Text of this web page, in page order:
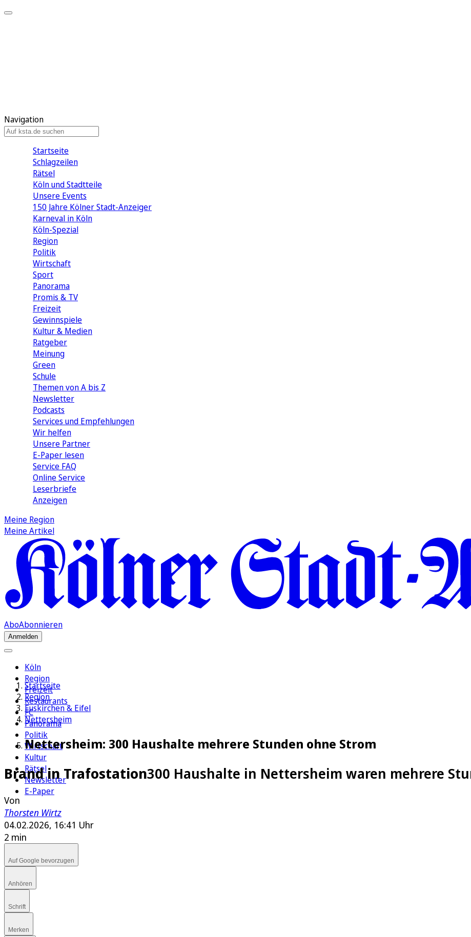
Navigation
Startseite
Schlagzeilen
Rätsel
Köln und Stadtteile
Unsere Events
150 Jahre Kölner Stadt-Anzeiger
Karneval in Köln
Köln-Spezial
Region
Politik
Wirtschaft
Sport
Panorama
Promis & TV
Freizeit
Gewinnspiele
Kultur & Medien
Ratgeber
Meinung
Green
Schule
Themen von A bis Z
Newsletter
Podcasts
Services und Empfehlungen
Wir helfen
Unsere Partner
E-Paper lesen
Service FAQ
Online Service
Leserbriefe
Anzeigen
Meine Region
Meine Artikel
AboAbonnieren
Anmelden
Köln
Region
Freizeit
Restaurants
FC
Panorama
Politik
Wirtschaft
Kultur
Rätsel
Newsletter
E-Paper
Startseite
Region
Euskirchen & Eifel
Nettersheim
Nettersheim: 300 Haushalte mehrere Stunden ohne Strom
Brand in Trafostation300 Haushalte in Nettersheim waren mehrere
Von
Thorsten Wirtz
04.02.2026, 16:41 Uhr
2 min
Auf Google bevorzugen
Anhören
Schrift
Merken